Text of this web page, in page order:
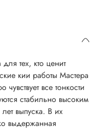
тех, кто ценит
кии работы Мастера
все тонкости
стабильно высоким
выпуска. В их
выдержанная